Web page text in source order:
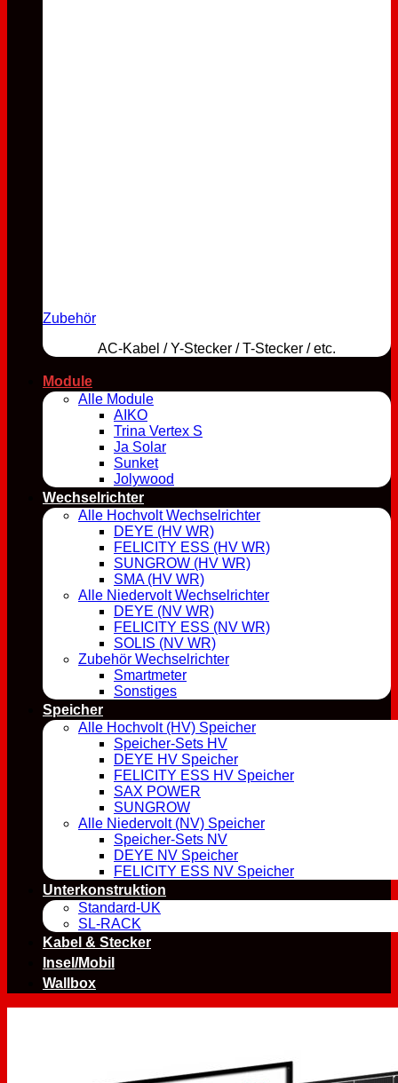
Zubehör
AC-Kabel / Y-Stecker / T-Stecker / etc.
Module
Alle Module
AIKO
Trina Vertex S
Ja Solar
Sunket
Jolywood
Wechselrichter
Alle Hochvolt Wechselrichter
DEYE (HV WR)
FELICITY ESS (HV WR)
SUNGROW (HV WR)
SMA (HV WR)
Alle Niedervolt Wechselrichter
DEYE (NV WR)
FELICITY ESS (NV WR)
SOLIS (NV WR)
Zubehör Wechselrichter
Smartmeter
Sonstiges
Speicher
Alle Hochvolt (HV) Speicher
Speicher-Sets HV
DEYE HV Speicher
FELICITY ESS HV Speicher
SAX POWER
SUNGROW
Alle Niedervolt (NV) Speicher
Speicher-Sets NV
DEYE NV Speicher
FELICITY ESS NV Speicher
Unterkonstruktion
Standard-UK
SL-RACK
Kabel & Stecker
Insel/Mobil
Wallbox